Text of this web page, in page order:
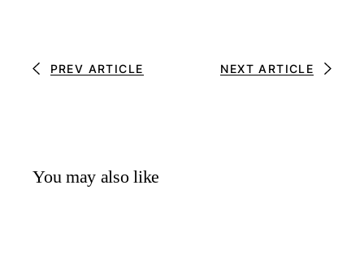
PREV ARTICLE NEXT ARTICLE
You may also like